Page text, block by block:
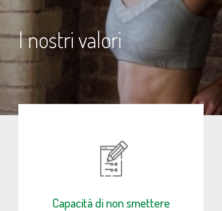
I nostri valori
Capacità di non smettere